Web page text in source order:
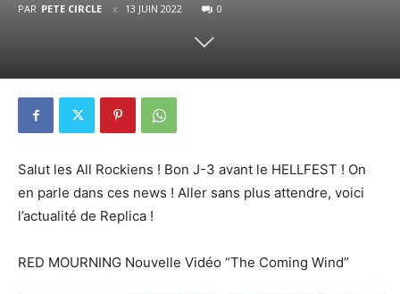
PAR PETE CIRCLE 13 JUIN 2022 0
Salut les All Rockiens ! Bon J-3 avant le HELLFEST ! On
en parle dans ces news ! Aller sans plus attendre, voici
l’actualité de Replica !
RED MOURNING Nouvelle Vidéo “The Coming Wind”